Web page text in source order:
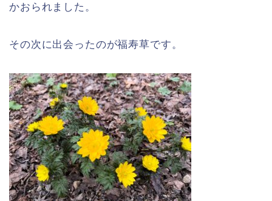
かおられました。
その次に出会ったのが福寿草です。